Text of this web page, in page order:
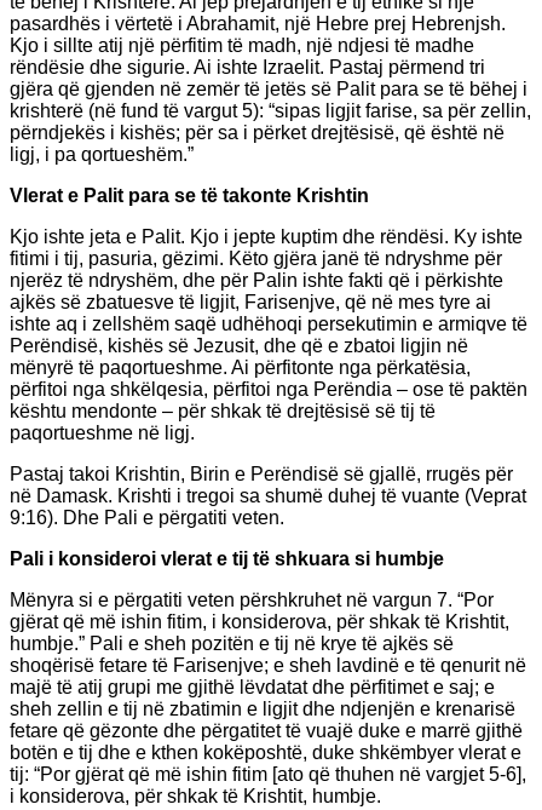
pasardhës i vërtetë i Abrahamit, një Hebre prej Hebrenjsh.
Kjo i sillte atij një përfitim të madh, një ndjesi të madhe
rëndësie dhe sigurie. Ai ishte Izraelit. Pastaj përmend tri
gjëra që gjenden në zemër të jetës së Palit para se të bëhej i
krishterë (në fund të vargut 5): “sipas ligjit farise, sa për zellin,
përndjekës i kishës; për sa i përket drejtësisë, që është në
ligj, i pa qortueshëm.”
Vlerat e Palit para se të takonte Krishtin
Kjo ishte jeta e Palit. Kjo i jepte kuptim dhe rëndësi. Ky ishte
fitimi i tij, pasuria, gëzimi. Këto gjëra janë të ndryshme për
njerëz të ndryshëm, dhe për Palin ishte fakti që i përkishte
ajkës së zbatuesve të ligjit, Farisenjve, që në mes tyre ai
ishte aq i zellshëm saqë udhëhoqi persekutimin e armiqve të
Perëndisë, kishës së Jezusit, dhe që e zbatoi ligjin në
mënyrë të paqortueshme. Ai përfitonte nga përkatësia,
përfitoi nga shkëlqesia, përfitoi nga Perëndia – ose të paktën
kështu mendonte – për shkak të drejtësisë së tij të
paqortueshme në ligj.
Pastaj takoi Krishtin, Birin e Perëndisë së gjallë, rrugës për
në Damask. Krishti i tregoi sa shumë duhej të vuante (Veprat
9:16). Dhe Pali e përgatiti veten.
Pali i konsideroi vlerat e tij të shkuara si humbje
Mënyra si e përgatiti veten përshkruhet në vargun 7. “Por
gjërat që më ishin fitim, i konsiderova, për shkak të Krishtit,
humbje.” Pali e sheh pozitën e tij në krye të ajkës së
shoqërisë fetare të Farisenjve; e sheh lavdinë e të qenurit në
majë të atij grupi me gjithë lëvdatat dhe përfitimet e saj; e
sheh zellin e tij në zbatimin e ligjit dhe ndjenjën e krenarisë
fetare që gëzonte dhe përgatitet të vuajë duke e marrë gjithë
botën e tij dhe e kthen kokëposhtë, duke shkëmbyer vlerat e
tij: “Por gjërat që më ishin fitim [ato që thuhen në vargjet 5-6],
i konsiderova, për shkak të Krishtit, humbje.